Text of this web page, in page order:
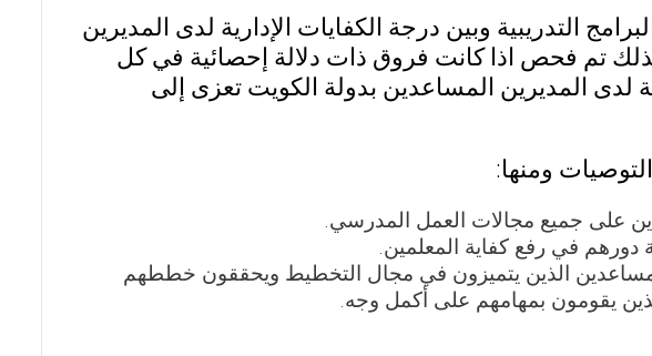
التدريبية وبين درجة الكفايات الإدارية لدى المديرين
تم فحص اذا كانت فروق ذات دلالة إحصائية في كل
لدى المديرين المساعدين بدولة الكويت تعزى إلى
ومنها:
على جميع مجالات العمل المدرسي.
دورهم في رفع كفاية المعلمين.
الذين يتميزون في مجال التخطيط ويحققون خططهم
يقومون بمهامهم على أكمل وجه.